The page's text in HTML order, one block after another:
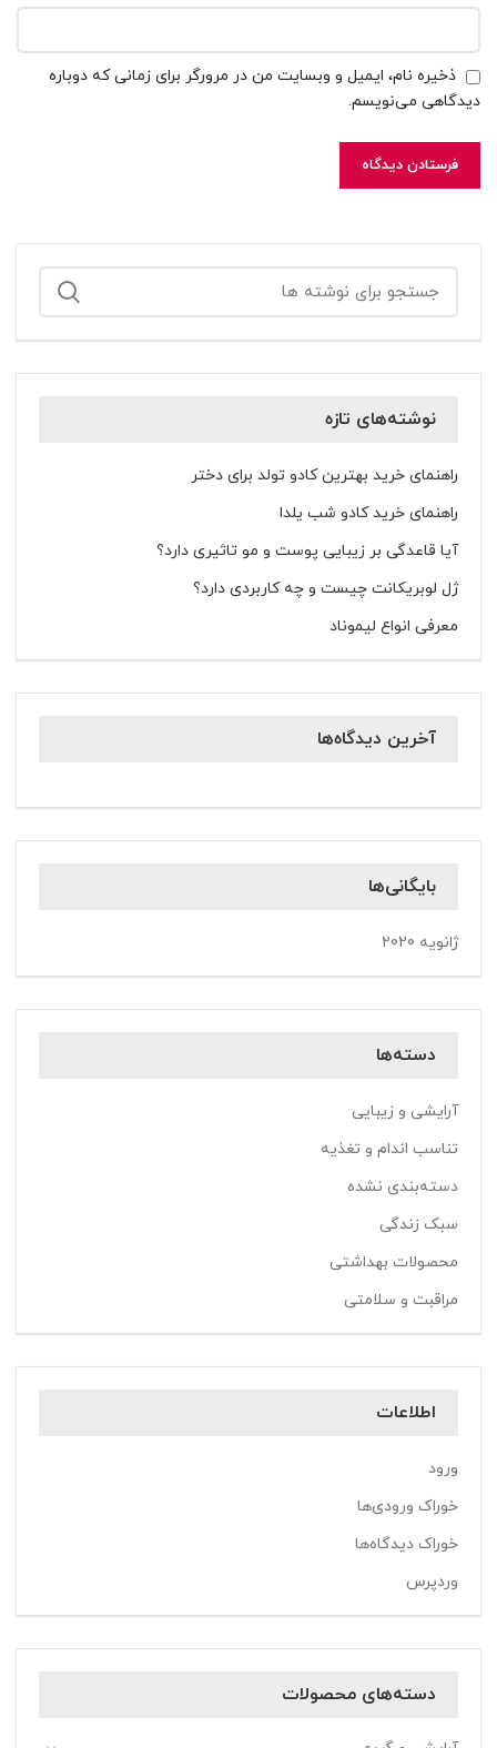
ذخیره نام، ایمیل و وبسایت من در مرورگر برای زمانی که دوباره
دیدگاهی می‌نویسم.
نوشته‌های تازه
راهنمای خرید بهترین کادو تولد برای دختر
راهنمای خرید کادو شب یلدا
آیا قاعدگی بر زیبایی پوست و مو تاثیری دارد؟
ژل لوبریکانت چیست و چه کاربردی دارد؟
معرفی انواع لیموناد
آخرین دیدگاه‌ها
بایگانی‌ها
ژانویه 2020
دسته‌ها
آرایشی و زیبایی
تناسب اندام و تغذیه
دسته‌بندی نشده
سبک زندگی
محصولات بهداشتی
مراقبت و سلامتی
اطلاعات
ورود
خوراک ورودی‌ها
خوراک دیدگاه‌ها
وردپرس
دسته‌های محصولات